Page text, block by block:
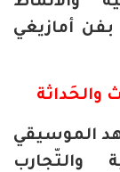
أمازيغي
والحَداثة
الموسيقي
والتّجارب